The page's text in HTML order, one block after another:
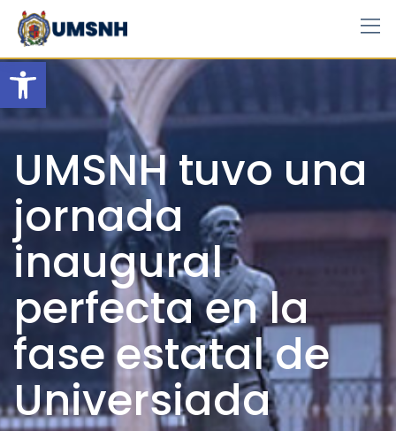
Open toolbar
Skip
content
UMSNH tuvo una
jornada
inaugural
perfecta en la
fase estatal de
Universiada